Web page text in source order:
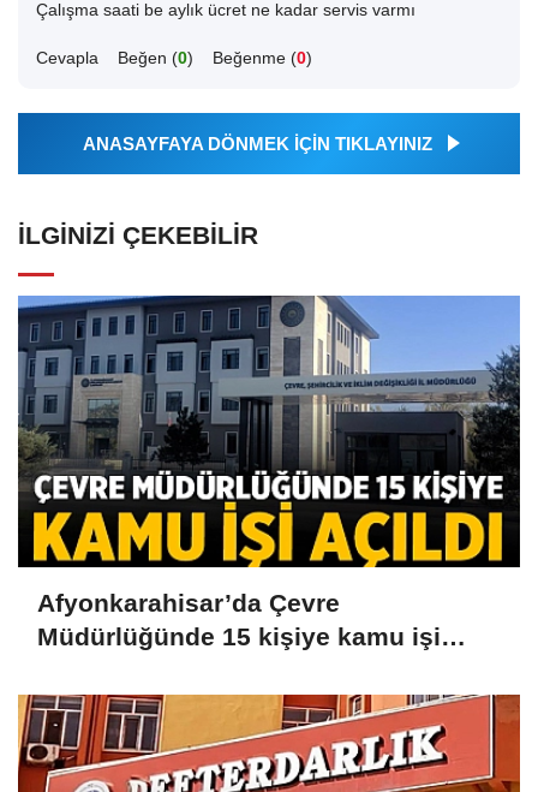
Çalışma saati be aylık ücret ne kadar servis varmı
Cevapla Beğen (0) Beğenme (0)
ANASAYFAYA DÖNMEK İÇİN TIKLAYINIZ
İLGINIZI ÇEKEBILIR
Afyonkarahisar’da Çevre
Müdürlüğünde 15 kişiye kamu işi